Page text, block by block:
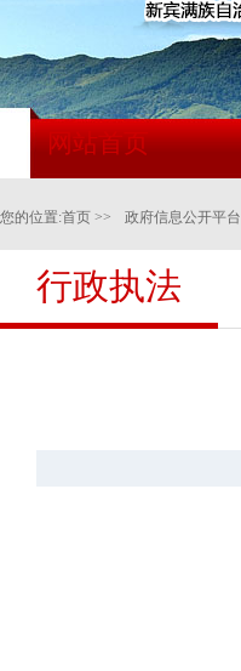
网站首页
您的位置:首页 >> 政府信息公开平台
行政执法